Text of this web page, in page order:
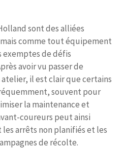
sont des alliées
comme tout équipement
exemptes de défis
avoir vu passer de
il est clair que certains
souvent pour
la maintenance et
coureurs peut ainsi
arrêts non planifiés et les
de récolte.